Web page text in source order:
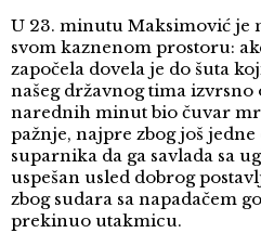
U 23. minutu Maksimović je
svom kaznenom prostoru:
započela dovela je do šuta
našeg državnog tima izvrsno
narednih minut bio čuvar
pažnje, najpre zbog još
suparnika da ga savlada sa
uspešan usled dobrog
zbog sudara sa napadačem
prekinuo utakmicu.